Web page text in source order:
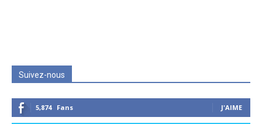
Suivez-nous
5,874 Fans J'AIME